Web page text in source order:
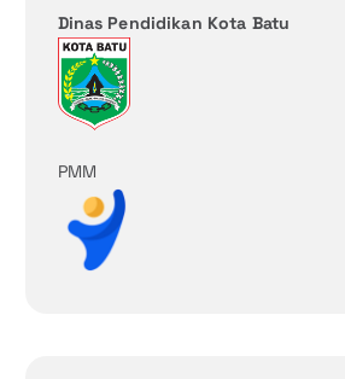
Dinas Pendidikan Kota Batu
PMM